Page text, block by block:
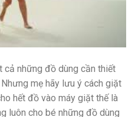
những đồ dùng cần thiết
mẹ hãy lưu ý cách giặt
hết đồ vào máy giặt thế là
luôn cho bé những đồ dùng